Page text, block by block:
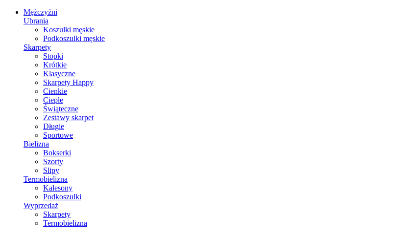
Mężczyźni
Ubrania
Koszulki męskie
Podkoszulki męskie
Skarpety
Stopki
Krótkie
Klasyczne
Skarpety Happy
Cienkie
Ciepłe
Świąteczne
Zestawy skarpet
Długie
Sportowe
Bielizna
Bokserki
Szorty
Slipy
Termobielizna
Kalesony
Podkoszulki
Wyprzedaż
Skarpety
Termobielizna